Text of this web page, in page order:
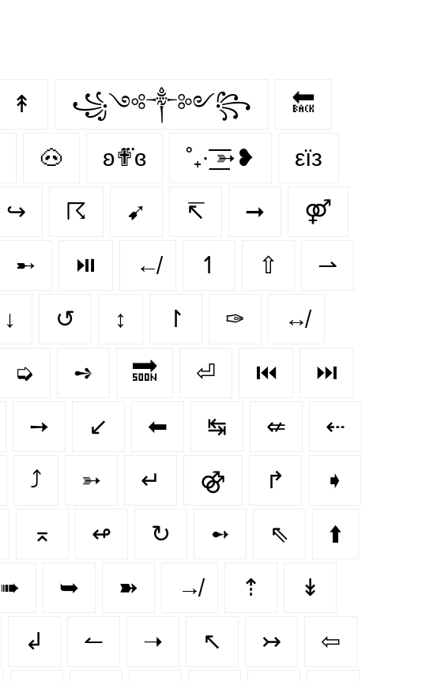
↟ ꧁༺༒༻꧂ 🔙
🐽 ʚ✟⃛ɞ ˚₊· ͟͟͞͞➳❥ εїз
↪ ☈ ➹ ↸ ➞ ⚤
➸ ⏯️ ↚ ↿ ⇧ ⇀
↓ ↺ ↕ ↾ ✑ ↮
➭ ➺ 🔜 ⏎ ⏮️ ⏭️
➙ ↙️ ⬅ ↹ ⇍ ⇠
⤴ ➳ ↵ ⚣ ↱ ➧
⌅ ↫ ↻ ➻ ⇖ ⬆️
➠ ➥ ➽ ↛ ⇡ ↡
↲ ↼ ➝ ↖ ↣ ⇦